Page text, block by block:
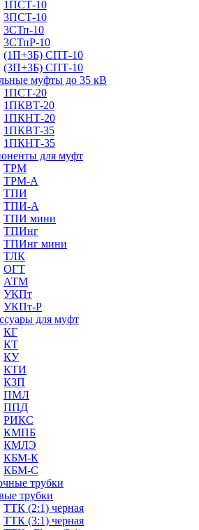
1ПСТ-10
3ПСТ-10
3СТп-10
3СТпР-10
(1П+3Б) СПТ-10
(3П+3Б) СПТ-10
муфты до 35 кВ
1ПСТ-20
1ПКВТ-20
1ПКНТ-20
1ПКВТ-35
1ПКНТ-35
для муфт
ТРМ
ТРМ-А
ТПИ
ТПИ-А
ТПИ мини
ТПИнг
ТПИнг мини
ТЛК
ОГТ
АТМ
УКПт
УКПт-Р
для муфт
КГ
КТ
КУ
КТИ
КЗП
ПМЛ
ППД
РИКС
КМПБ
КМЛЭ
КБМ-К
КБМ-С
трубки
трубки
ТТК (2:1) черная
ТТК (3:1) черная